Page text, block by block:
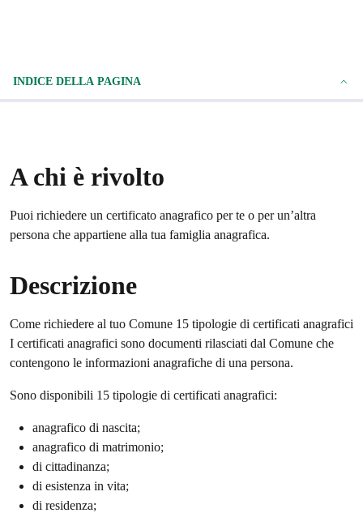
INDICE DELLA PAGINA
A chi è rivolto
Puoi richiedere un certificato anagrafico per te o per un’altra
persona che appartiene alla tua famiglia anagrafica.
Descrizione
Come richiedere al tuo Comune 15 tipologie di certificati anagrafici
I certificati anagrafici sono documenti rilasciati dal Comune che
contengono le informazioni anagrafiche di una persona.
Sono disponibili 15 tipologie di certificati anagrafici:
anagrafico di nascita;
anagrafico di matrimonio;
di cittadinanza;
di esistenza in vita;
di residenza;